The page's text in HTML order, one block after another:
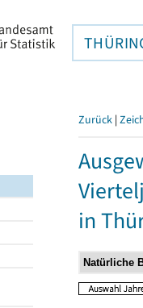
Zurück |
in